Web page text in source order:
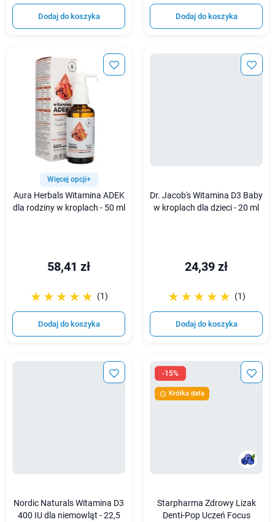
Dodaj do koszyka Dodaj do koszyka
Więcej opcji+
Aura Herbals Witamina ADEK
dla rodziny w kroplach - 50 ml
58,41 zł
☆☆☆☆☆
★★★★★ (1)
Dodaj do koszyka
Dr. Jacob's Witamina D3 Baby
w kroplach dla dzieci - 20 ml
24,39 zł
☆☆☆☆☆
★★★★★ (1)
Dodaj do koszyka
Nordic Naturals Witamina D3
400 IU dla niemowląt - 22,5
-15%
 Krótka data
Starpharma Zdrowy Lizak
Denti-Pop Uczeń Focus